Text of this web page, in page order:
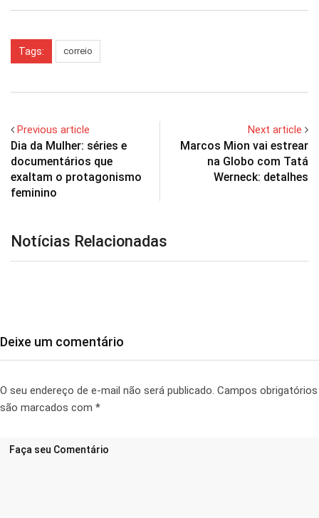
Tags: correio
Previous article
Dia da Mulher: séries e
documentários que
exaltam o protagonismo
feminino
Next article
Marcos Mion vai estrear
na Globo com Tatá
Werneck: detalhes
Notícias Relacionadas
Deixe um comentário
O seu endereço de e-mail não será publicado. Campos obrigatórios
são marcados com *